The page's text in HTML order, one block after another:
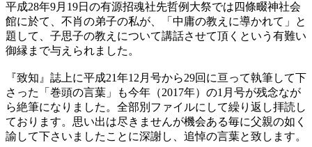
平成28年9月19日の有源招魂社先哲例大祭では四條畷神社会
館に於て、不肖の弟子の私が、「中庸の教えに導かれて」と
題して、子思子の教えについて講話させて頂くという有難い
御縁まで与えられました。
『致知』誌上に平成21年12月号から29回に亘って執筆して下
さった「巻頭の言葉」も今年（2017年）の1月号が残念なが
ら絶筆になりました。全部別ファイルにして繰り返し拝読し
ております。思い出は尽きませんが機会ある毎に父親の如く
諭して下さいましたことに深謝し、追悼の言葉と致します。